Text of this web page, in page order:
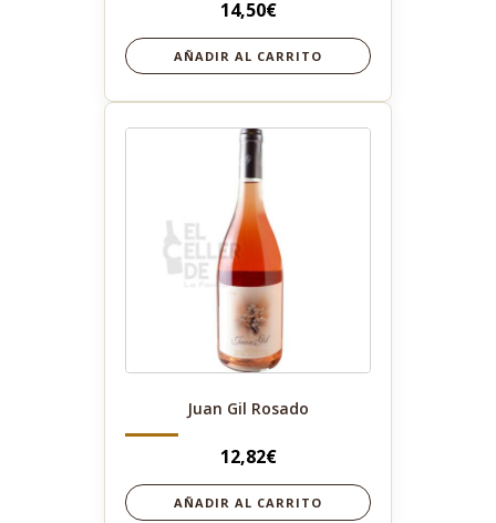
14,50€
AÑADIR AL CARRITO
Juan Gil Rosado
12,82€
AÑADIR AL CARRITO